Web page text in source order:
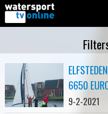
Motorboot-sloep
Home
6650
9-2-2021